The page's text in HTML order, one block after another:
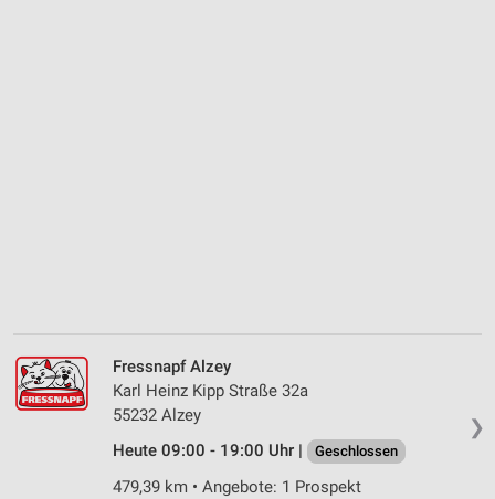
❯
Fressnapf Alzey
Karl Heinz Kipp Straße 32a
55232 Alzey
Heute 09:00 - 19:00 Uhr |
Geschlossen
479,39 km • Angebote: 1 Prospekt